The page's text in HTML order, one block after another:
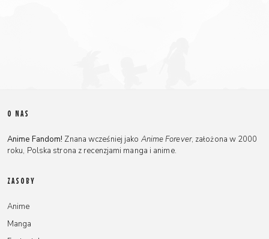
O NAS
Anime Fandom! Znana wcześniej jako Anime Forever, założona w 2000
roku, Polska strona z recenzjami manga i anime.
ZASOBY
Anime
Manga